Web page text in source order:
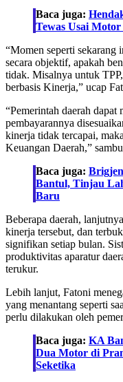
Baca juga:
Tewas Usai
“Momen seperti sekarang
secara objektif, apakah
tidak. Misalnya untuk
berbasis Kinerja,” ucap
“Pemerintah daerah dapat
pembayarannya
kinerja tidak tercapai,
Keuangan Daerah,”
Baca juga:
Bantul, Tinjau
Baru
Beberapa daerah,
kinerja tersebut, dan
signifikan setiap bulan.
produktivitas aparatur
terukur.
Lebih lanjut, Fatoni
yang menantang seperti
perlu dilakukan oleh
Baca juga: KA
Dua Motor di
Seketika